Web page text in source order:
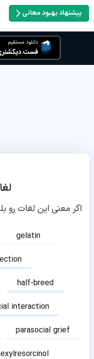
پیشنهاد بهبود معانی
اگر معنی این لغات رو
gelatin
half-breed
interaction
parasocial grief